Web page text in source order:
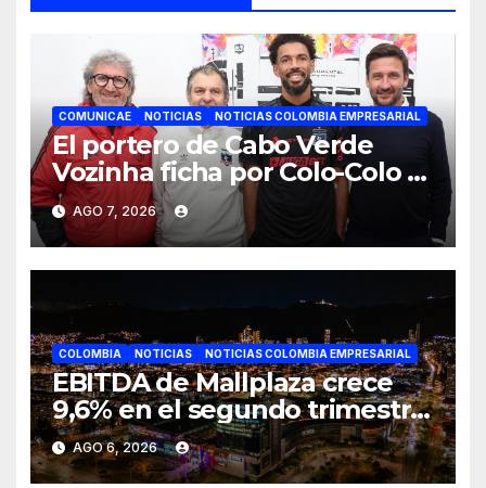
COMUNICAE NOTICIAS NOTICIAS COLOMBIA EMPRESARIAL
El portero de Cabo Verde
Vozinha ficha por Colo-Colo y
JETOUR respalda su nueva
etapa
AGO 7, 2026
COLOMBIA NOTICIAS NOTICIAS COLOMBIA EMPRESARIAL
EBITDA de Mallplaza crece
9,6% en el segundo trimestre
mientras avanza en su plan
de crecimiento en Colombia
AGO 6, 2026